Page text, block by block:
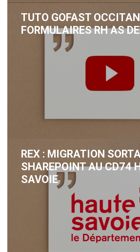
TUTO GOFAST
FORMULAIRES RH AS
REX : MIGRATION
SHAREPOINT AU CD74
SAVOIE